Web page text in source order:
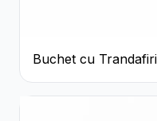
Buchet cu
Roz Pal